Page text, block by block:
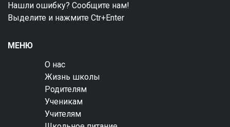
Нашли ошибку? Сообщите нам!
Выделите и нажмите Ctr+Enter
МЕНЮ
О нас
Жизнь школы
Родителям
Ученикам
Учителям